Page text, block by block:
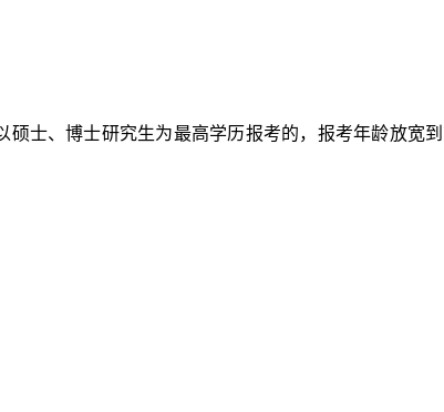
士、博士研究生为最高学历报考的，报考年龄放宽到